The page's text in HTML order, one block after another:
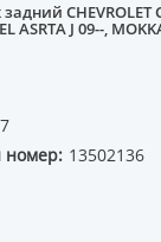
CHEVROLET
ASRTA J 09--,
номер: 13502136